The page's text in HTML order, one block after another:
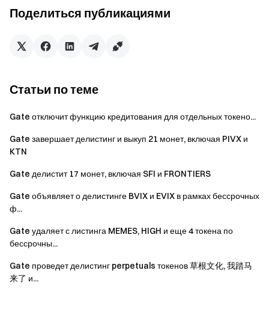
Поделиться публикациями
Статьи по теме
Gate отключит функцию кредитования для отдельных токено...
Gate завершает делистинг и выкуп 21 монет, включая PIVX и
KTN
Gate делистит 17 монет, включая SFI и FRONTIERS
Gate объявляет о делистинге BVIX и EVIX в рамках бессрочных
ф...
Gate удаляет с листинга MEMES, HIGH и еще 4 токена по
бессрочны...
Gate проведет делистинг perpetuals токенов草根文化, 我踏马
来了 и...